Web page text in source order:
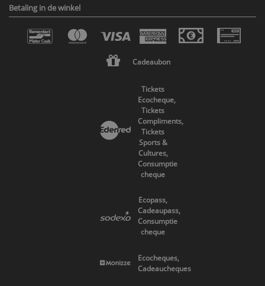
Betaling in de winkel
Cadeaubon
Tickets
Ecocheque,
Tickets
Compliments,
Tickets
Sports &
Cultures,
Consumptie
cheque
Ecopass,
Cadeaupass,
Consumptie
cheque
Ecocheques,
Cadeaucheques